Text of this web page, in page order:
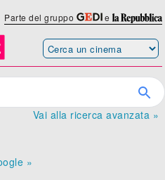
Parte del gruppo e
Vai alla ricerca avanzata »
»